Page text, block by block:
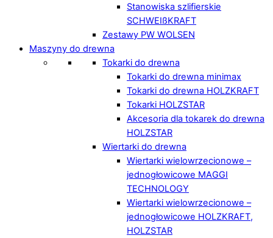
Stanowiska szlifierskie
SCHWEIßKRAFT
Zestawy PW WOLSEN
Maszyny do drewna
Tokarki do drewna
Tokarki do drewna minimax
Tokarki do drewna HOLZKRAFT
Tokarki HOLZSTAR
Akcesoria dla tokarek do drewna
HOLZSTAR
Wiertarki do drewna
Wiertarki wielowrzecionowe –
jednogłowicowe MAGGI
TECHNOLOGY
Wiertarki wielowrzecionowe –
jednogłowicowe HOLZKRAFT,
HOLZSTAR